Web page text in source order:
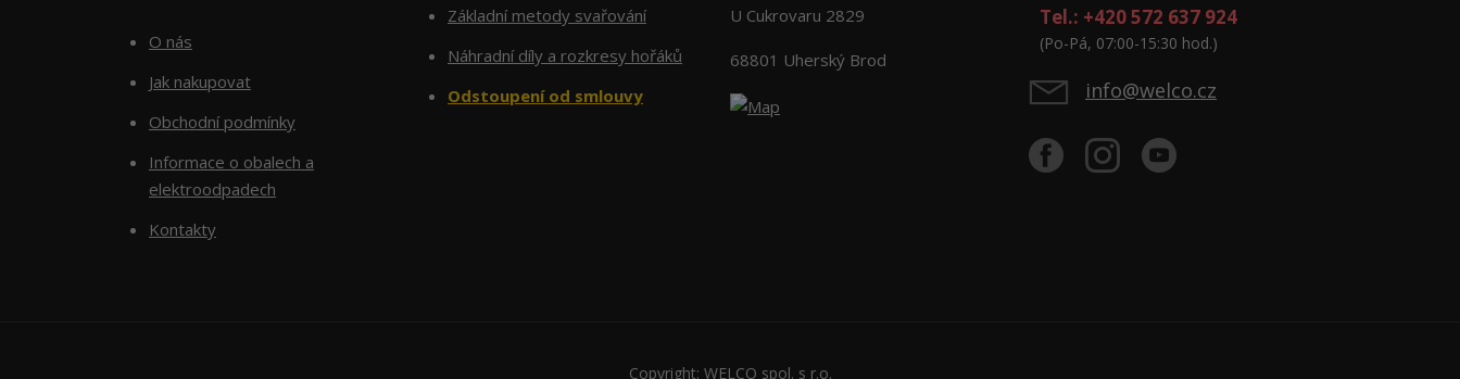
O nás
Jak nakupovat
Obchodní podmínky
Informace o obalech a
elektroodpadech
Kontakty
Základní metody svařování
Náhradní díly a rozkresy hořáků
Odstoupení od smlouvy
U Cukrovaru 2829
68801 Uherský Brod
Tel.: +420 572 637 924
(Po-Pá, 07:00-15:30 hod.)
info@welco.cz
Copyright: WELCO spol. s r.o.